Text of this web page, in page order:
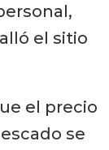
el sitio
el precio
se